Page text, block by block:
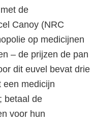
de
Canoy (NRC
op medicijnen
– de prijzen de pan
dit euvel bevat drie
een medicijn
betaal de
voor hun